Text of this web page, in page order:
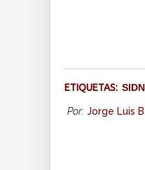
ETIQUETAS:
Por: Jorge Luis